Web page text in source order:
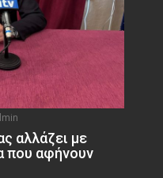
αλλάζει με
που αφήνουν